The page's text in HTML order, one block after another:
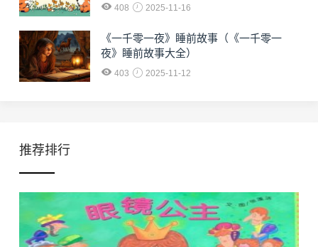
408 2025-11-16
《一千零一夜》睡前故事（《一千零一
夜》睡前故事大全）
403 2025-11-12
推荐排行